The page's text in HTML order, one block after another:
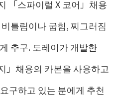
「스파이럴 X 코어」채용
틀림이나 굽힘, 찌그러짐
추구. 도레이가 개발한
」채용의 카본을 사용하고
구하고 있는 분에게 추천